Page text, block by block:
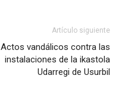
Artículo siguiente
Actos vandálicos contra las
instalaciones de la ikastola
Udarregi de Usurbil